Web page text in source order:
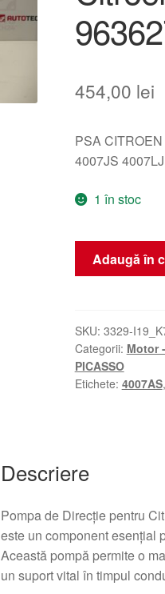
454,00 lei
PSA
4007JS
1 în stoc
Cantitate
Pompa
Citroën
Xsara
Picasso
9636271680
Adaugă în
SKU: 3329-
Categorii: Motor
PICASSO
Etichete: 4007AS,
Descriere
Pompa de Direcție pentru
este un component esențial
Această pompă permite o
un suport vital în timpul